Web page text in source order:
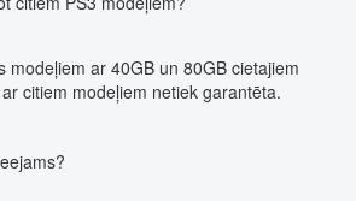
modeļiem ar 40GB un 80GB cietajiem
citiem modeļiem netiek garantēta.